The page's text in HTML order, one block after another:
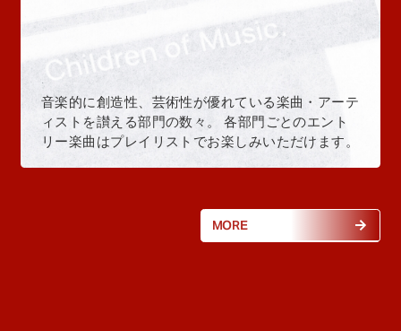
音楽的に創造性、芸術性が優れている楽曲・アーテ
ィストを讃える部門の数々。 各部門ごとのエント
リー楽曲はプレイリストでお楽しみいただけます。
MORE